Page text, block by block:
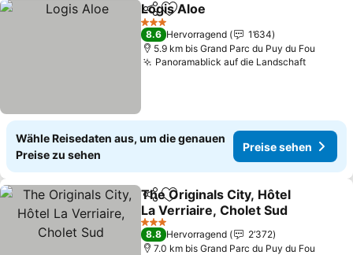
TeilenZu Favoriten hinzufügen
Logis Aloe
3 Sterne
8.6 Hervorragend
1’634
5.9 km bis Grand Parc du Puy du Fou
Panoramablick auf die LandschaftPreise
Wähle Reisedaten aus, um die genauen
Preise zu sehen
Preise sehen
TeilenZu Favoriten hinzufügen
The Originals City, Hôtel
La Verriaire, Cholet Sud
Preise sehen
3 Sterne
8.8 Hervorragend
2’372
7.0 km bis Grand Parc du Puy du Fou